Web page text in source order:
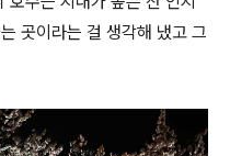
곳이라는 걸 생각해 냈고 그